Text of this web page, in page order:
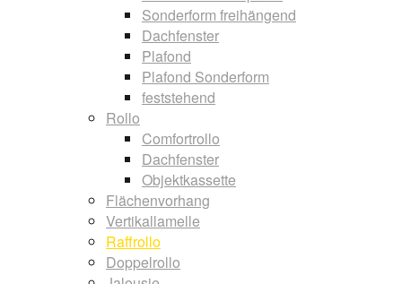
Sonderform freihängend
Dachfenster
Plafond
Plafond Sonderform
feststehend
Rollo
Comfortrollo
Dachfenster
Objektkassette
Flächenvorhang
Vertikallamelle
Raffrollo
Doppelrollo